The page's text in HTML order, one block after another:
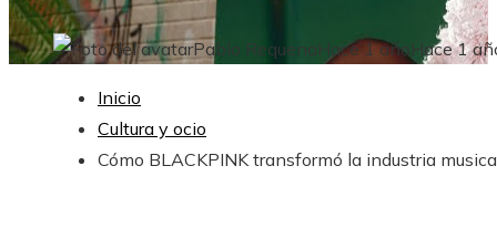
Pablo RequenaHace 1 añoHace 1
Inicio
Cultura y ocio
Cómo BLACKPINK transformó la industria